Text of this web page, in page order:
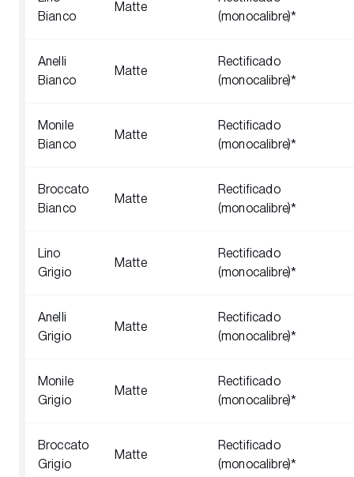
Bianco
Matte
(monocalibre)*
Anelli
Bianco
Matte
Rectificado
(monocalibre)*
Monile
Bianco
Matte
Rectificado
(monocalibre)*
Broccato
Bianco
Matte
Rectificado
(monocalibre)*
Lino
Grigio
Matte
Rectificado
(monocalibre)*
Anelli
Grigio
Matte
Rectificado
(monocalibre)*
Monile
Grigio
Matte
Rectificado
(monocalibre)*
Broccato
Grigio
Matte
Rectificado
(monocalibre)*